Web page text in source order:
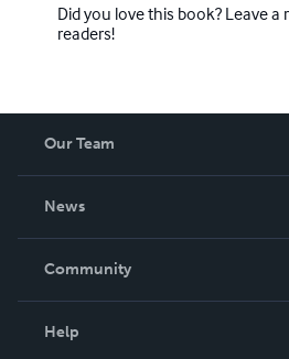
Did you love this book? Leave
readers!
Our Team
News
In The News
Community
Help